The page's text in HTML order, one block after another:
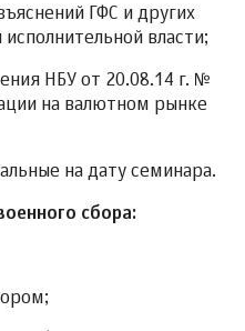
ГФС и других
власти;
НБУ от 20.08.14 г. №
на валютном рынке
на дату семинара.
сбора: